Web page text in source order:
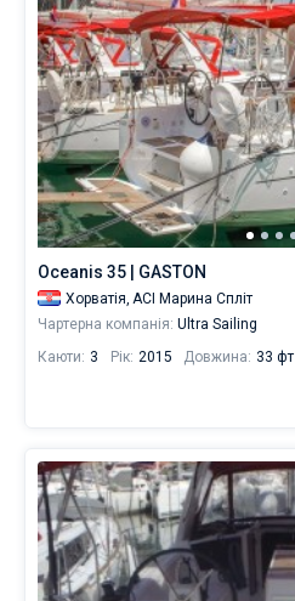
Oceanis 35 | GASTON
Хорватія, ACI Марина Спліт
Чартерна компанія: Ultra Sailing
Каюти: 3 Рік: 2015 Довжина: 33 фт